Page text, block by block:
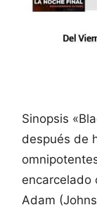
Sinopsis
después de
encarcelado
Adam